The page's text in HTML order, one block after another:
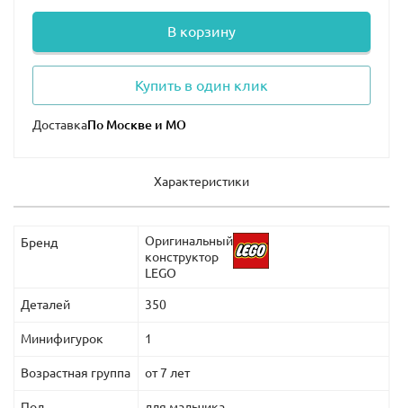
В корзину
Купить в один клик
Доставка
Характеристики
Бренд
Оригинальный
конструктор
LEGO
Деталей 350
Минифигурок 1
Возрастная группа от 7 лет